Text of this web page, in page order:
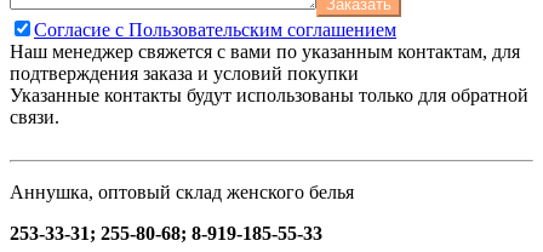
Заказать
Согласие с Пользовательским соглашением
Наш менеджер свяжется с вами по указанным контактам, для
подтверждения заказа и условий покупки
Указанные контакты будут использованы только для обратной
связи.
Аннушка, оптовый склад женского белья
253-33-31; 255-80-68; 8-919-185-55-33